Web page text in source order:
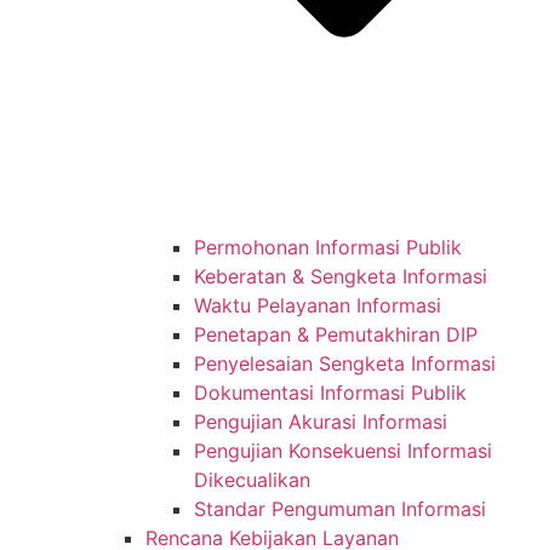
Permohonan Informasi Publik
Keberatan & Sengketa Informasi
Waktu Pelayanan Informasi
Penetapan & Pemutakhiran DIP
Penyelesaian Sengketa Informasi
Dokumentasi Informasi Publik
Pengujian Akurasi Informasi
Pengujian Konsekuensi Informasi
Dikecualikan
Standar Pengumuman Informasi
Rencana Kebijakan Layanan